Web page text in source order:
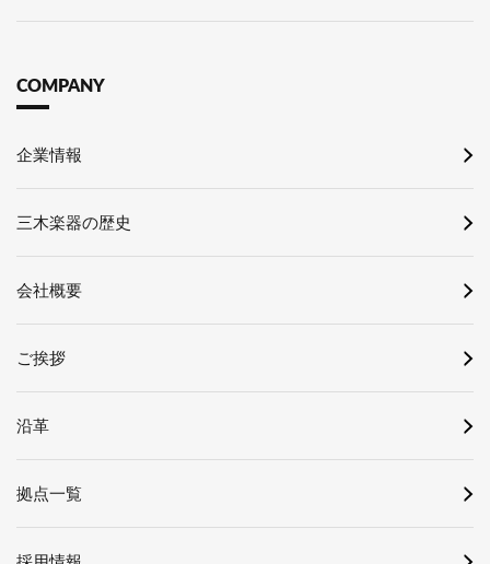
COMPANY
企業情報
三木楽器の歴史
会社概要
ご挨拶
沿革
拠点一覧